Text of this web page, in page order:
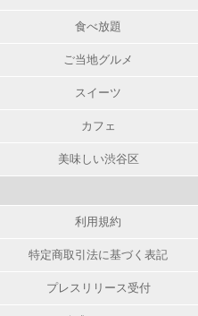
食べ放題
ご当地グルメ
スイーツ
カフェ
美味しい渋谷区
利用規約
特定商取引法に基づく表記
プレスリリース受付